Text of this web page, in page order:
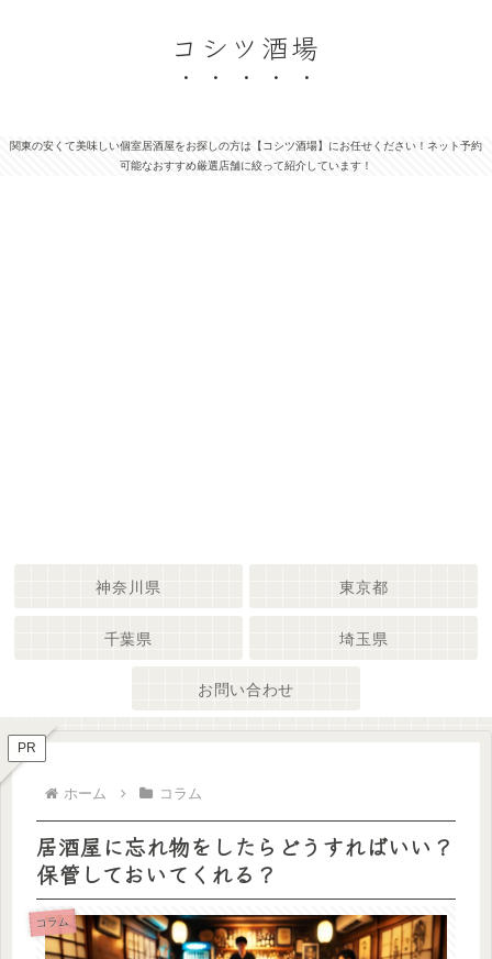
コシツ酒場
関東の安くて美味しい個室居酒屋をお探しの方は【コシツ酒場】にお任せください！ネット予約
可能なおすすめ厳選店舗に絞って紹介しています！
神奈川県 東京都
千葉県 埼玉県
お問い合わせ
PR
ホーム コラム
居酒屋に忘れ物をしたらどうすればいい？
保管しておいてくれる？
コラム